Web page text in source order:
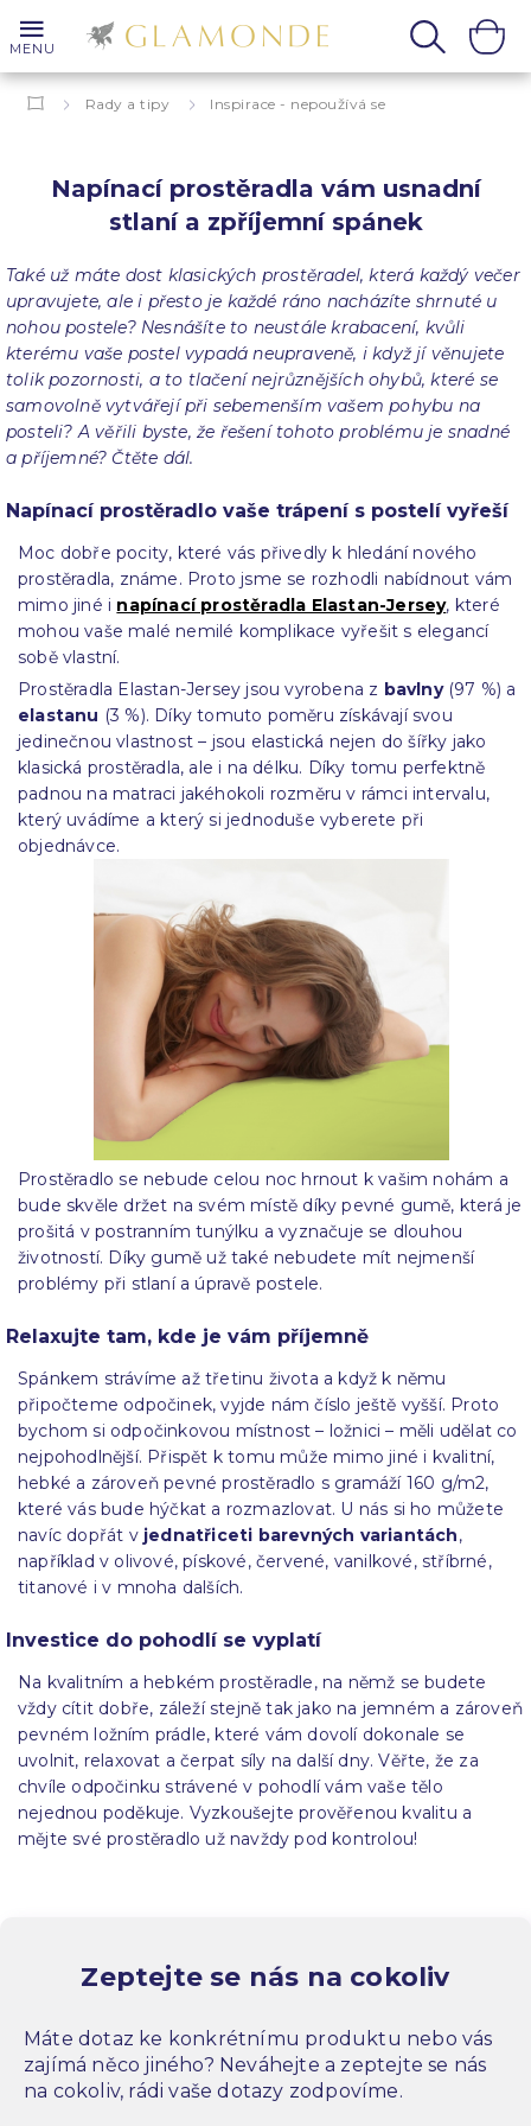
MENU
Rady a tipy Inspirace - nepoužívá se
Napínací prostěradla vám usnadní
stlaní a zpříjemní spánek
Také už máte dost klasických prostěradel, která každý večer
upravujete, ale i přesto je každé ráno nacházíte shrnuté u
nohou postele? Nesnášíte to neustále krabacení, kvůli
kterému vaše postel vypadá neupraveně, i když jí věnujete
tolik pozornosti, a to tlačení nejrůznějších ohybů, které se
samovolně vytvářejí při sebemenším vašem pohybu na
posteli? A věřili byste, že řešení tohoto problému je snadné
a příjemné? Čtěte dál.
Napínací prostěradlo vaše trápení s postelí vyřeší
Moc dobře pocity, které vás přivedly k hledání nového
prostěradla, známe. Proto jsme se rozhodli nabídnout vám
mimo jiné i napínací prostěradla Elastan-Jersey, které
mohou vaše malé nemilé komplikace vyřešit s elegancí
sobě vlastní.
Prostěradla Elastan-Jersey jsou vyrobena z bavlny(97 %) a
elastanu (3 %). Díky tomuto poměru získávají svou
jedinečnou vlastnost – jsou elastická nejen do šířky jako
klasická prostěradla, ale i na délku. Díky tomu perfektně
padnou na matraci jakéhokoli rozměru v rámci intervalu,
který uvádíme a který si jednoduše vyberete při
objednávce.
Prostěradlo se nebude celou noc hrnout k vašim nohám a
bude skvěle držet na svém místě díky pevné gumě, která je
prošitá v postranním tunýlku a vyznačuje se dlouhou
životností. Díky gumě už také nebudete mít nejmenší
problémy při stlaní a úpravě postele.
Relaxujte tam, kde je vám příjemně
Spánkem strávíme až třetinu života a když k němu
připočteme odpočinek, vyjde nám číslo ještě vyšší. Proto
bychom si odpočinkovou místnost – ložnici – měli udělat co
nejpohodlnější. Přispět k tomu může mimo jiné i kvalitní,
hebké a zároveň pevné prostěradlo s gramáží 160 g/m2,
které vás bude hýčkat a rozmazlovat. U nás si ho můžete
navíc dopřát v jednatřiceti barevných variantách,
například v olivové, pískové, červené, vanilkové, stříbrné,
titanové i v mnoha dalších.
Investice do pohodlí se vyplatí
Na kvalitním a hebkém prostěradle, na němž se budete
vždy cítit dobře, záleží stejně tak jako na jemném a zároveň
pevném ložním prádle, které vám dovolí dokonale se
uvolnit, relaxovat a čerpat síly na další dny. Věřte, že za
chvíle odpočinku strávené v pohodlí vám vaše tělo
nejednou poděkuje. Vyzkoušejte prověřenou kvalitu a
mějte své prostěradlo už navždy pod kontrolou!
Zeptejte se nás na cokoliv
Máte dotaz ke konkrétnímu produktu nebo vás
zajímá něco jiného? Neváhejte a zeptejte se nás
na cokoliv, rádi vaše dotazy zodpovíme.